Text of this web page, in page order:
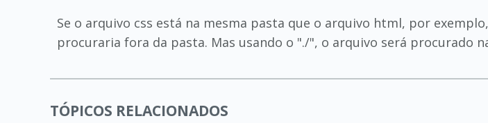
Se o arquivo css está na mesma pasta que o arquivo html, por
procuraria fora da pasta. Mas usando o "./", o arquivo será procurado
TÓPICOS RELACIONADOS